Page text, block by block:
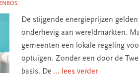
De stijgende energieprijzen
onderhevig aan wereldmarkten.
gemeenten een lokale regeling
optuigen. Zonder een door de
basis. De ... lees verder